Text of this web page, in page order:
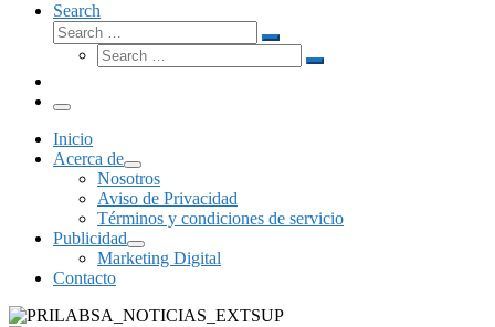
Search
Search
Search
Search
Search
Menú
Inicio
Acerca de
Nosotros
Aviso de Privacidad
Términos y condiciones de servicio
Publicidad
Marketing Digital
Contacto